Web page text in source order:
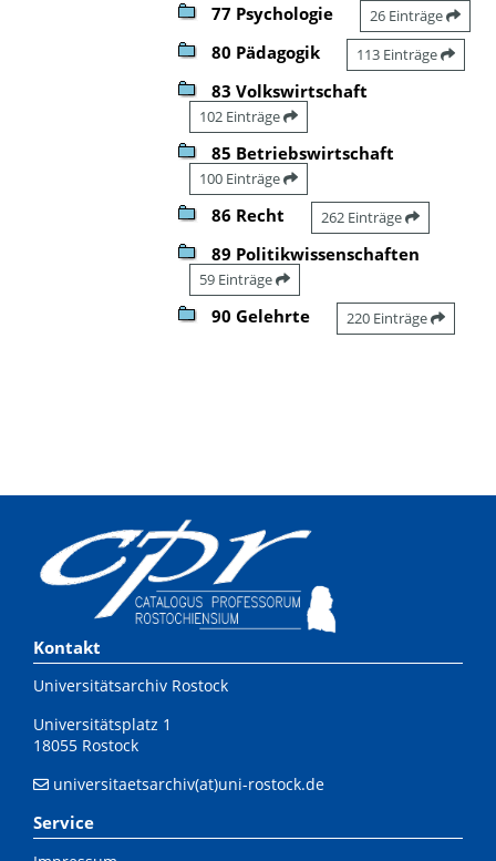
77 Psychologie 26 Einträge
80 Pädagogik 113 Einträge
83 Volkswirtschaft
102 Einträge
85 Betriebswirtschaft
100 Einträge
86 Recht 262 Einträge
89 Politikwissenschaften
59 Einträge
90 Gelehrte 220 Einträge
Kontakt
Universitätsarchiv Rostock
Universitätsplatz 1
18055 Rostock
universitaetsarchiv(at)uni-rostock.de
Service